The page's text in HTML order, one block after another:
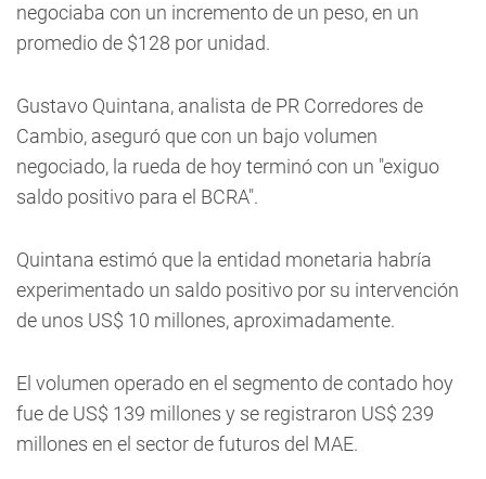
negociaba con un incremento de un peso, en un
promedio de $128 por unidad.
Gustavo Quintana, analista de PR Corredores de
Cambio, aseguró que con un bajo volumen
negociado, la rueda de hoy terminó con un "exiguo
saldo positivo para el BCRA".
Quintana estimó que la entidad monetaria habría
experimentado un saldo positivo por su intervención
de unos US$ 10 millones, aproximadamente.
El volumen operado en el segmento de contado hoy
fue de US$ 139 millones y se registraron US$ 239
millones en el sector de futuros del MAE.